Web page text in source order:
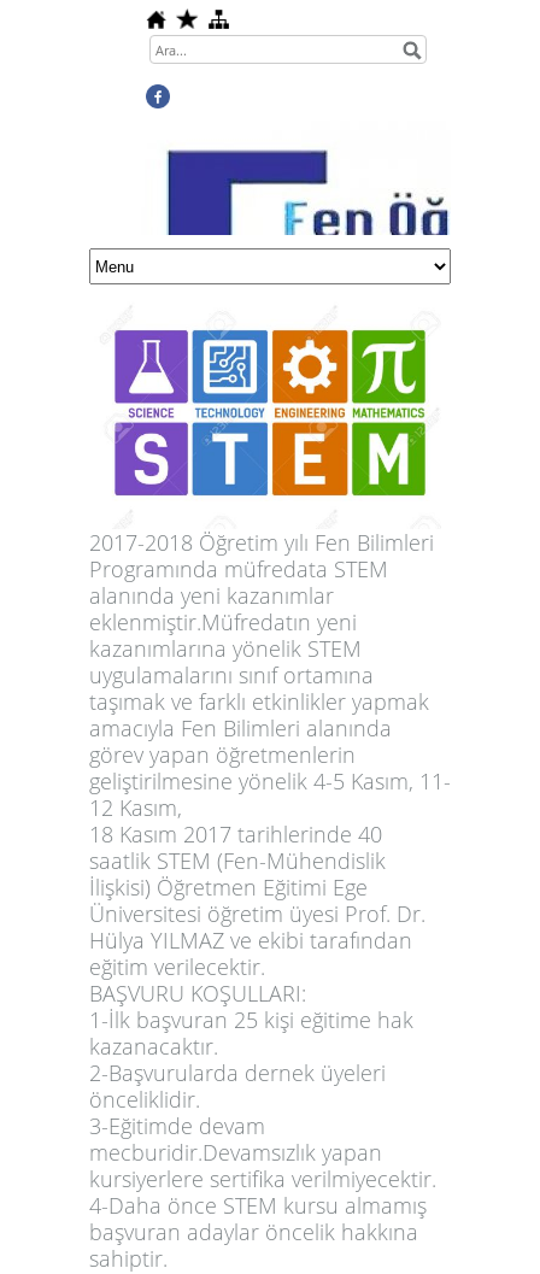
Science Teachers Association
2017-2018 Öğretim yılı Fen Bilimleri
Programında müfredata STEM
alanında yeni kazanımlar
eklenmiştir.Müfredatın yeni
kazanımlarına yönelik STEM
uygulamalarını sınıf ortamına
taşımak ve farklı etkinlikler yapmak
amacıyla Fen Bilimleri alanında
görev yapan öğretmenlerin
geliştirilmesine yönelik 4-5 Kasım, 11-
12 Kasım,
18 Kasım 2017 tarihlerinde 40
saatlik STEM (Fen-Mühendislik
İlişkisi) Öğretmen Eğitimi Ege
Üniversitesi öğretim üyesi Prof. Dr.
Hülya YILMAZ ve ekibi tarafından
eğitim verilecektir.
BAŞVURU KOŞULLARI:
1-İlk başvuran 25 kişi eğitime hak
kazanacaktır.
2-Başvurularda dernek üyeleri
önceliklidir.
3-Eğitimde devam
mecburidir.Devamsızlık yapan
kursiyerlere sertifika verilmiyecektir.
4-Daha önce STEM kursu almamış
başvuran adaylar öncelik hakkına
sahiptir.